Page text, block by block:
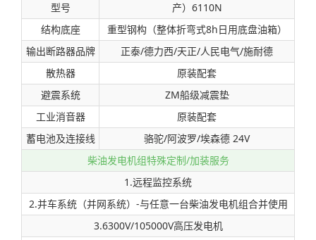
型号
产）6110N
结构底座
重型钢构（整体折弯式8h日用底盘油箱）
输出断路器品牌
正泰/德力西/天正/人民电气/施耐德
散热器
原装配套
避震系统
ZM船级减震垫
工业消音器
原装配套
蓄电池及连接线
骆驼/阿波罗/埃森德 24V
柴油发电机组特殊定制/加装服务
1.远程监控系统
2.并车系统（并网系统）-与任意一台柴油发电机组合并使用
3.6300V/105000V高压发电机